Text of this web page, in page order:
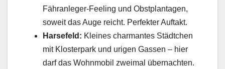
Fähranleger-Feeling und Obstplantagen,
soweit das Auge reicht. Perfekter Auftakt.
Harsefeld: Kleines charmantes Städtchen
mit Klosterpark und urigen Gassen – hier
darf das Wohnmobil zweimal übernachten.